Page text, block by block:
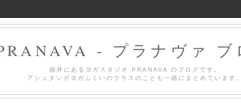
- プラナヴァ ブ
福井にあるヨガスタジオ PRANAVA のブログです。
アシュタンガヨガふくいのクラスのことも一緒にまとめています。